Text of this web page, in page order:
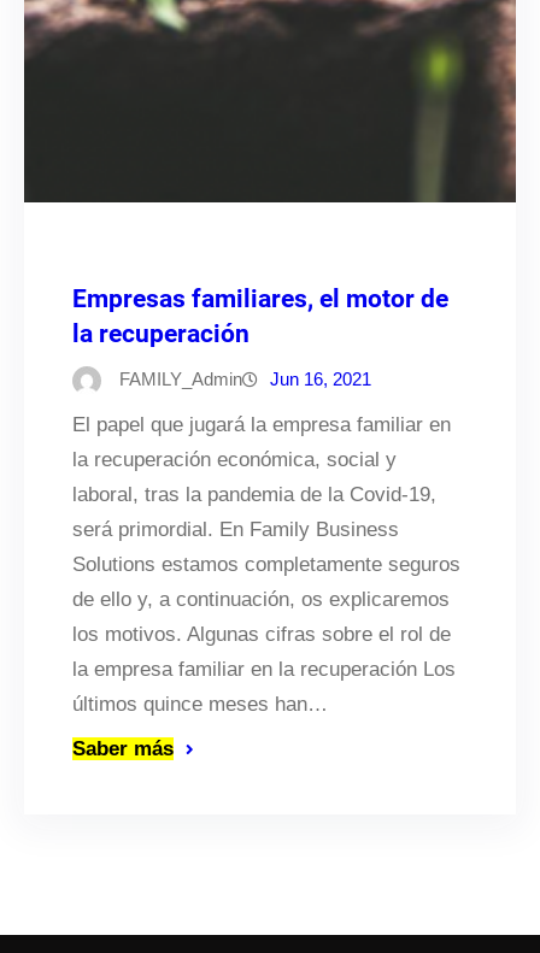
Empresas familiares, el motor de
la recuperación
FAMILY_Admin Jun 16, 2021
El papel que jugará la empresa familiar en
la recuperación económica, social y
laboral, tras la pandemia de la Covid-19,
será primordial. En Family Business
Solutions estamos completamente seguros
de ello y, a continuación, os explicaremos
los motivos. Algunas cifras sobre el rol de
la empresa familiar en la recuperación Los
últimos quince meses han…
Saber más